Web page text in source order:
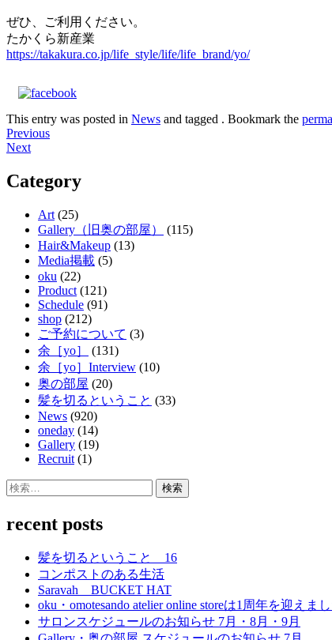
ぜひ、ご利用ください。
たかくら新産業
https://takakura.co.jp/life_style/life/life_brand/yo/
This entry was posted in News and tagged . Bookmark the
Post
navigation
Previous
Next
Category
Art (25)
Gallery（旧奥の部屋）
(115)
Hair&Makeup (13)
Media掲載 (5)
oku (22)
Product (121)
Schedule (91)
shop (212)
ご予約について (3)
余［yo］
(131)
余［yo］Interview (10)
奥の部屋 (20)
髪を切るということ (33)
News (920)
oneday (14)
Gallery (19)
Recruit (1)
検
recent posts
髪を切るということ 16
コンポストのある生活
Saravah BUCKET HAT
oku・omotesando atelier online storeは1周年を迎えま
サロンスケジュールのお知らせ 7月・8月・9月